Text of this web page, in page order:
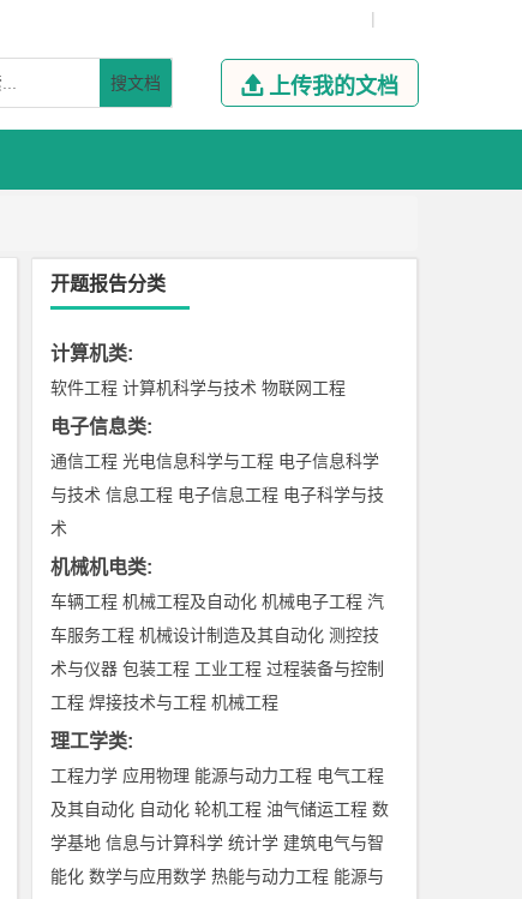
|
搜文档  上传我的文档
开题报告分类
计算机类:
软件工程 计算机科学与技术 物联网工程
电子信息类:
通信工程 光电信息科学与工程 电子信息科学
与技术 信息工程 电子信息工程 电子科学与技
术
机械机电类:
车辆工程 机械工程及自动化 机械电子工程 汽
车服务工程 机械设计制造及其自动化 测控技
术与仪器 包装工程 工业工程 过程装备与控制
工程 焊接技术与工程 机械工程
理工学类:
工程力学 应用物理 能源与动力工程 电气工程
及其自动化 自动化 轮机工程 油气储运工程 数
学基地 信息与计算科学 统计学 建筑电气与智
能化 数学与应用数学 热能与动力工程 能源与